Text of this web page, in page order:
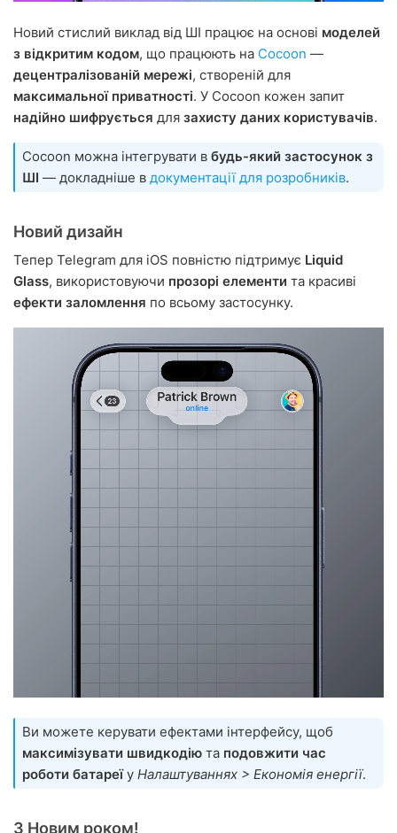
Новий стислий виклад від ШІ працює на основі моделей
з відкритим кодом, що працюють на Cocoon —
децентралізованій мережі, створеній для
максимальної приватності. У Cocoon кожен запит
надійно шифрується для захисту даних користувачів.
Cocoon можна інтегрувати в будь-який застосунок з
ШІ — докладніше в документації для розробників.
Новий дизайн
Тепер Telegram для iOS повністю підтримує Liquid
Glass, використовуючи прозорі елементи та красиві
ефекти заломлення по всьому застосунку.
Ви можете керувати ефектами інтерфейсу, щоб
максимізувати швидкодію та подовжити час
роботи батареїу Налаштуваннях > Економія енергії.
З Новим роком!